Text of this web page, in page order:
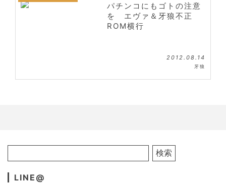
パチンコにもゴトの注意
を エヴァ＆牙狼不正
ROM横行
2012.08.14
牙狼
LINE@